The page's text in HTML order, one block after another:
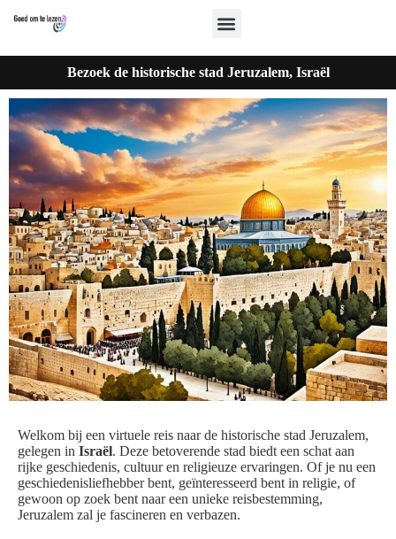
Bezoek de historische stad Jeruzalem, Israël
Welkom bij een virtuele reis naar de historische stad Jeruzalem,
gelegen in Israël. Deze betoverende stad biedt een schat aan
rijke geschiedenis, cultuur en religieuze ervaringen. Of je nu een
geschiedenisliefhebber bent, geïnteresseerd bent in religie, of
gewoon op zoek bent naar een unieke reisbestemming,
Jeruzalem zal je fascineren en verbazen.